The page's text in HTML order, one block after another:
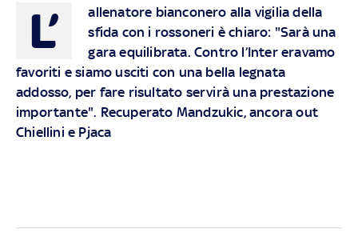
L’
allenatore bianconero alla vigilia della
sfida con i rossoneri è chiaro: "Sarà una
gara equilibrata. Contro l’Inter eravamo
favoriti e siamo usciti con una bella legnata
addosso, per fare risultato servirà una prestazione
importante". Recuperato Mandzukic, ancora out
Chiellini e Pjaca